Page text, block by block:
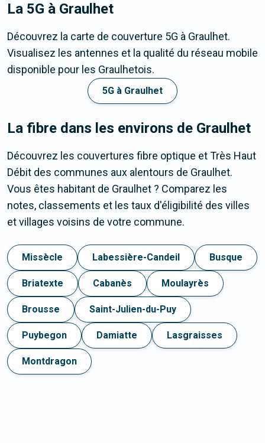
La 5G à Graulhet
Découvrez la carte de couverture 5G à Graulhet.
Visualisez les antennes et la qualité du réseau mobile
disponible pour les Graulhetois.
5G à Graulhet
La fibre dans les environs de Graulhet
Découvrez les couvertures fibre optique et Très Haut
Débit des communes aux alentours de Graulhet.
Vous êtes habitant de Graulhet ? Comparez les
notes, classements et les taux d'éligibilité des villes
et villages voisins de votre commune.
Missècle Labessière-Candeil Busque
Briatexte Cabanès Moulayrès
Brousse Saint-Julien-du-Puy
Puybegon Damiatte Lasgraisses
Montdragon